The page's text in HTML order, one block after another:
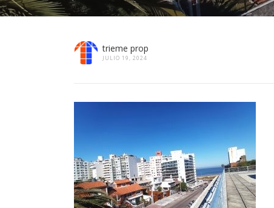
trieme prop
JULIO 19, 2024